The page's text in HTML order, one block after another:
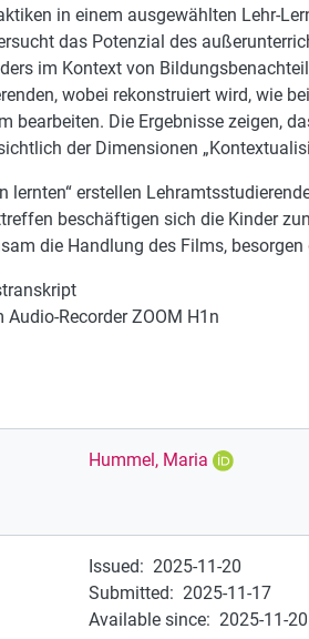
in einem ausgewählten Lehr-
das Potenzial des
im Kontext von
wobei rekonstruiert wird, wie
bearbeiten. Die Ergebnisse zeigen,
der Dimensionen
lernten“ erstellen
beschäftigen sich die Kinder
die Handlung des Films,
Recorder ZOOM H1n
Hummel, Maria
Issued: 2025-11-20
Submitted: 2025-11-17
Available since: 2025-11-20